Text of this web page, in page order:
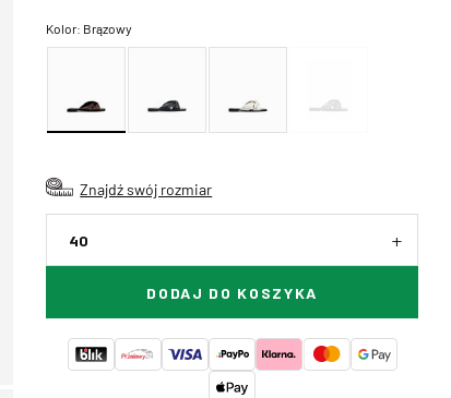
Kolor: Brązowy
Znajdź swój rozmiar
40
DODAJ DO KOSZYKA